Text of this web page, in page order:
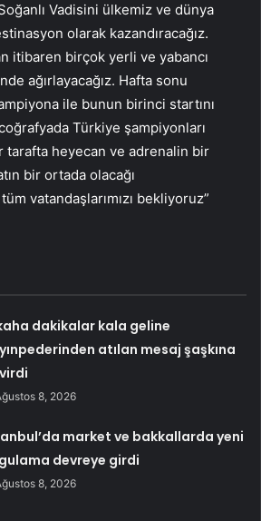
Vadisini ülkemiz ve dünya
olarak kazandıracağız.
itibaren birçok yerli ve yabancı
ağırlayacağız. Hafta sonu
ile bunun birinci startını
Türkiye şampiyonları
tarafta heyecan ve adrenalin bir
bir ortada olacağı
vatandaşlarımızı bekliyoruz”
dakikalar kala geline
atılan mesaj şaşkına
8, 2026
market ve bakkallarda yeni
devreye girdi
8, 2026